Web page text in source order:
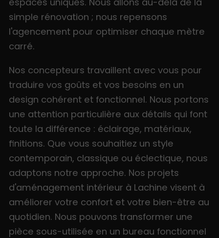
simple rénovation ; nous repensons
l'agencement pour optimiser chaque mètre
carré.
Nos concepteurs travaillent avec vous pour
traduire vos goûts et vos besoins en un
design cohérent et fonctionnel. Nous portons
une attention particulière aux détails qui font
toute la différence : éclairage, matériaux,
finitions. Que vous souhaitiez un style
contemporain, classique ou éclectique, nous
adaptons notre approche. Nos projets
d'aménagement intérieur à Lachine visent à
améliorer votre confort et votre bien-être au
quotidien. Nous pouvons transformer une
pièce sous-utilisée en un bureau fonctionnel